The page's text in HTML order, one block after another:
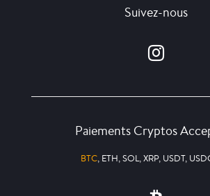
Suivez-nous
Paiements Cryptos
BTC, ETH, SOL, XRP, USDT,